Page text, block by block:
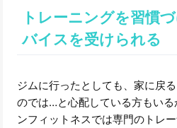
トレーニングを習慣
バイスを受けられる
ジムに行ったとしても、家に戻
のでは…と心配している方もい
ンフィットネスでは専門のトレ